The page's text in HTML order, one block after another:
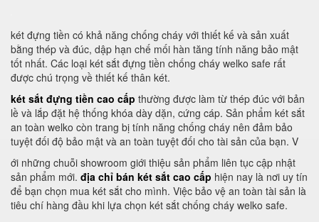
két đựng tiền có khả năng chống cháy với thiết kế và sản xuất
bằng thép và đúc, dập hạn chế mối hàn tăng tính năng bảo mật
tốt nhất. Các loại két sắt đựng tiền chống cháy welko safe rất
được chú trọng về thiết kế thân két.
két sắt đựng tiền cao cấp thường được làm từ thép đúc với bản
lề và lắp đặt hệ thống khóa dày dặn, cứng cáp. Sản phẩm két sắt
an toàn welko còn trang bị tính năng chống cháy nên đảm bảo
tuyệt đối độ bảo mật và an toàn tuyệt đối cho tài sản của bạn. V
ới những chuỗi showroom giới thiệu sản phẩm liên tục cập nhật
sản phẩm mới. địa chỉ bán két sắt cao cấp hiện nay là nơi uy tín
để bạn chọn mua két sắt cho mình. Việc bảo vệ an toàn tài sản là
tiêu chí hàng đầu khi lựa chọn két sắt chống cháy welko safe.